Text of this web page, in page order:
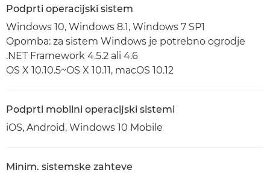
Podprti operacijski sistem
Windows 10, Windows 8.1, Windows 7 SP1
Opomba: za sistem Windows je potrebno ogrodje
.NET Framework 4.5.2 ali 4.6
OS X 10.10.5~OS X 10.11, macOS 10.12
Podprti mobilni operacijski sistemi
iOS, Android, Windows 10 Mobile
Minim. sistemske zahteve